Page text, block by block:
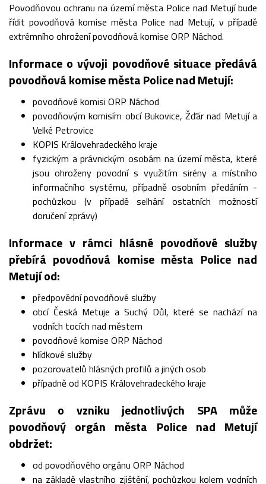
Povodňovou ochranu na území města Police nad Metují bude
řídit povodňová komise města Police nad Metují, v případě
extrémního ohrožení povodňová komise ORP Náchod.
Informace o vývoji povodňové situace předává
povodňová komise města Police nad Metují:
povodňové komisi ORP Náchod
povodňovým komisím obcí Bukovice, Žďár nad Metují a
Velké Petrovice
KOPIS Královehradeckého kraje
fyzickým a právnickým osobám na území města, které
jsou ohroženy povodní s využitím sirény a místního
informačního systému, případně osobním předáním -
pochůzkou (v případě selhání ostatních možností
doručení zprávy)
Informace v rámci hlásné povodňové služby
přebírá povodňová komise města Police nad
Metují od:
předpovědní povodňové služby
obcí Česká Metuje a Suchý Důl, které se nachází na
vodních tocích nad městem
povodňové komise ORP Náchod
hlídkové služby
pozorovatelů hlásných profilů a jiných osob
případně od KOPIS Královehradeckého kraje
Zprávu o vzniku jednotlivých SPA může
povodňový orgán města Police nad Metují
obdržet:
od povodňového orgánu ORP Náchod
na základě vlastního zjištění, pochůzkou kolem vodních